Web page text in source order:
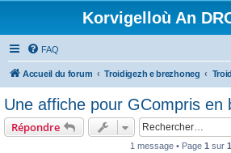
Korvigelloù An
FAQ
Accueil du forum Troidigezh e brezhoneg
Une affiche pour GCompris en
Répondre
1 message • Page 1 sur 1